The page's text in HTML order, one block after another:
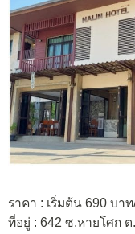
ราคา : เริ่มต้น 690 บา
ที่อยู่ : 642 ซ.หายโศก